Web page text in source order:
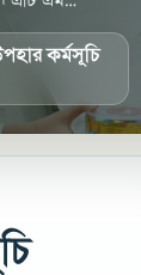
ঈদের
কর্মসূচি